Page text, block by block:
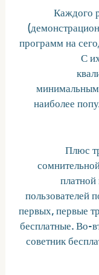
Каждого
программ на
С
наиболее
Плюс
пользователей
первых, первые
бесплатные. Во-
советник